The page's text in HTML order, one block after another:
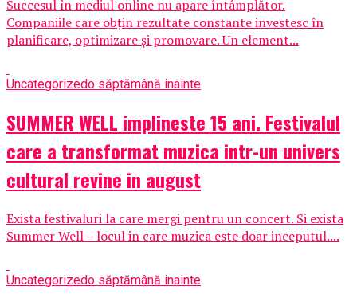
Succesul în mediul online nu apare întâmplător.
Companiile care obțin rezultate constante investesc în
planificare, optimizare și promovare. Un element...
Uncategorizedo săptămână inainte
SUMMER WELL implineste 15 ani. Festivalul
care a transformat muzica intr-un univers
cultural revine in august
Exista festivaluri la care mergi pentru un concert. Si exista
Summer Well – locul in care muzica este doar inceputul....
Uncategorizedo săptămână inainte